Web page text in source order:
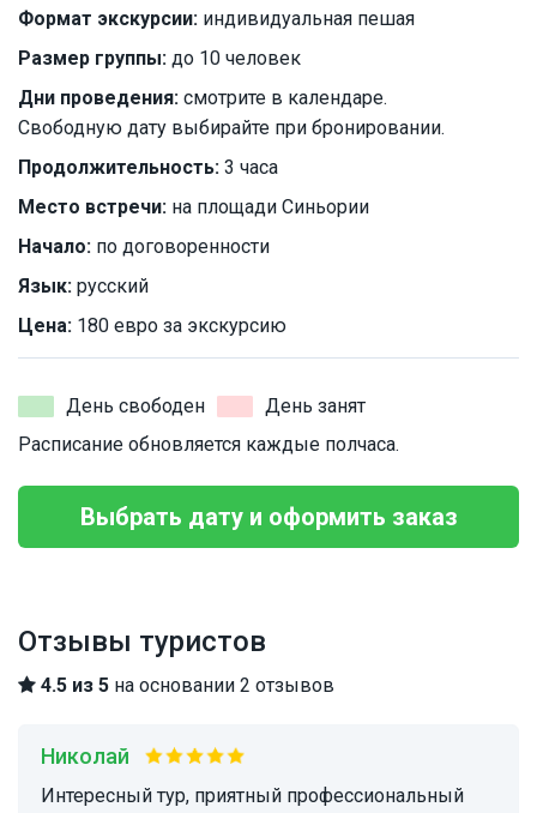
Формат экскурсии: индивидуальная пешая
Размер группы: до 10 человек
Дни проведения: смотрите в календаре.
Свободную дату выбирайте при бронировании.
Продолжительность: 3 часа
Место встречи: на площади Синьории
Начало: по договоренности
Язык: русский
Цена: 180 евро за экскурсию
День свободен
День занят
Расписание обновляется каждые полчаса.
Выбрать дату и оформить заказ
Отзывы туристов
4.5 из 5 на основании 2 отзывов
Николай
Интересный тур, приятный профессиональный